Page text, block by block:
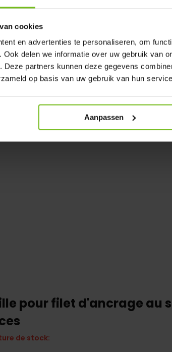
cookies
en advertenties te personaliseren, om
delen we informatie over uw gebruik van
Deze partners kunnen deze gegevens
op basis van uw gebruik van hun
Aanpassen
pour filet d'ancrage au
de stock: